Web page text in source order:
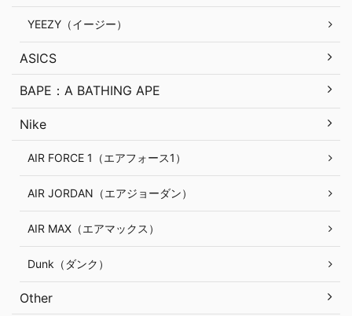
YEEZY（イージー）
ASICS
BAPE：A BATHING APE
Nike
AIR FORCE 1（エアフォース1）
AIR JORDAN（エアジョーダン）
AIR MAX（エアマックス）
Dunk（ダンク）
Other